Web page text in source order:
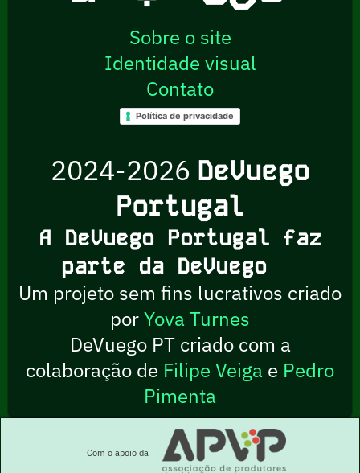
Sobre o site
Identidade visual
Contato
Política de privacidade
2024-2026 DeVuego
Portugal
A DeVuego Portugal faz
parte da DeVuego
Um projeto sem fins lucrativos criado
porYova Turnes
DeVuego PT criado com a
colaboração de Filipe Veiga e Pedro
Pimenta
Com o apoio da